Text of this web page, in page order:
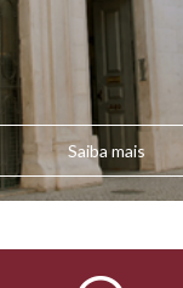
Saiba mais